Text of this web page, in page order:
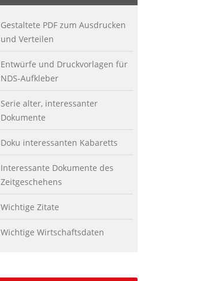
Gestaltete PDF zum Ausdrucken
und Verteilen
Entwürfe und Druckvorlagen für
NDS-Aufkleber
Serie alter, interessanter
Dokumente
Doku interessanten Kabaretts
Interessante Dokumente des
Zeitgeschehens
Wichtige Zitate
Wichtige Wirtschaftsdaten